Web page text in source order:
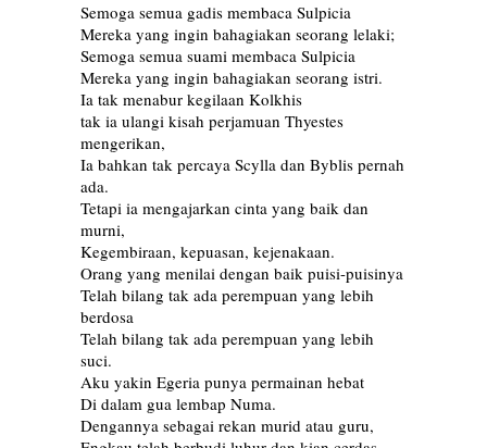
Semoga semua gadis membaca Sulpicia
Mereka yang ingin bahagiakan seorang lelaki;
Semoga semua suami membaca Sulpicia
Mereka yang ingin bahagiakan seorang istri.
Ia tak menabur kegilaan Kolkhis
tak ia ulangi kisah perjamuan Thyestes
mengerikan,
Ia bahkan tak percaya Scylla dan Byblis pernah
ada.
Tetapi ia mengajarkan cinta yang baik dan
murni,
Kegembiraan, kepuasan, kejenakaan.
Orang yang menilai dengan baik puisi-puisinya
Telah bilang tak ada perempuan yang lebih
berdosa
Telah bilang tak ada perempuan yang lebih
suci.
Aku yakin Egeria punya permainan hebat
Di dalam gua lembap Numa.
Dengannya sebagai rekan murid atau guru,